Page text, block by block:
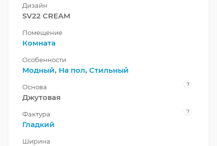
Дизайн
SV22 CREAM
Помещение
Комната
Особенности
Модный, На пол, Стильный
Основа ?
Джутовая
Фактура ?
Гладкий
Ширина